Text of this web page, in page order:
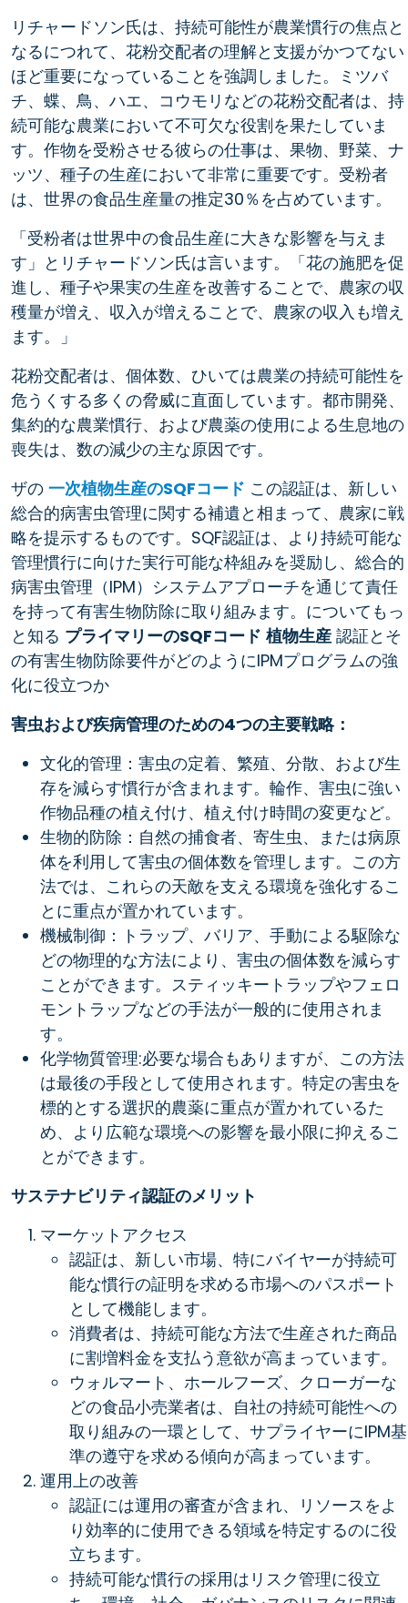
リチャードソン氏は、持続可能性が農業慣行の焦点と
なるにつれて、花粉交配者の理解と支援がかつてない
ほど重要になっていることを強調しました。ミツバ
チ、蝶、鳥、ハエ、コウモリなどの花粉交配者は、持
続可能な農業において不可欠な役割を果たしていま
す。作物を受粉させる彼らの仕事は、果物、野菜、ナ
ッツ、種子の生産において非常に重要です。受粉者
は、世界の食品生産量の推定30％を占めています。
「受粉者は世界中の食品生産に大きな影響を与えま
す」とリチャードソン氏は言います。「花の施肥を促
進し、種子や果実の生産を改善することで、農家の収
穫量が増え、収入が増えることで、農家の収入も増え
ます。」
花粉交配者は、個体数、ひいては農業の持続可能性を
危うくする多くの脅威に直面しています。都市開発、
集約的な農業慣行、および農薬の使用による生息地の
喪失は、数の減少の主な原因です。
ザの 一次植物生産のSQFコード この認証は、新しい
総合的病害虫管理に関する補遺と相まって、農家に戦
略を提示するものです。SQF認証は、より持続可能な
管理慣行に向けた実行可能な枠組みを奨励し、総合的
病害虫管理（IPM）システムアプローチを通じて責任
を持って有害生物防除に取り組みます。についてもっ
と知る プライマリーのSQFコード 植物生産 認証とそ
の有害生物防除要件がどのようにIPMプログラムの強
化に役立つか
害虫および疾病管理のための4つの主要戦略：
文化的管理：害虫の定着、繁殖、分散、および生
存を減らす慣行が含まれます。輪作、害虫に強い
作物品種の植え付け、植え付け時間の変更など。
生物的防除：自然の捕食者、寄生虫、または病原
体を利用して害虫の個体数を管理します。この方
法では、これらの天敵を支える環境を強化するこ
とに重点が置かれています。
機械制御：トラップ、バリア、手動による駆除な
どの物理的な方法により、害虫の個体数を減らす
ことができます。スティッキートラップやフェロ
モントラップなどの手法が一般的に使用されま
す。
化学物質管理:必要な場合もありますが、この方法
は最後の手段として使用されます。特定の害虫を
標的とする選択的農薬に重点が置かれているた
め、より広範な環境への影響を最小限に抑えるこ
とができます。
サステナビリティ認証のメリット
マーケットアクセス
認証は、新しい市場、特にバイヤーが持続可
能な慣行の証明を求める市場へのパスポート
として機能します。
消費者は、持続可能な方法で生産された商品
に割増料金を支払う意欲が高まっています。
ウォルマート、ホールフーズ、クローガーな
どの食品小売業者は、自社の持続可能性への
取り組みの一環として、サプライヤーにIPM基
準の遵守を求める傾向が高まっています。
運用上の改善
認証には運用の審査が含まれ、リソースをよ
り効率的に使用できる領域を特定するのに役
立ちます。
持続可能な慣行の採用はリスク管理に役立